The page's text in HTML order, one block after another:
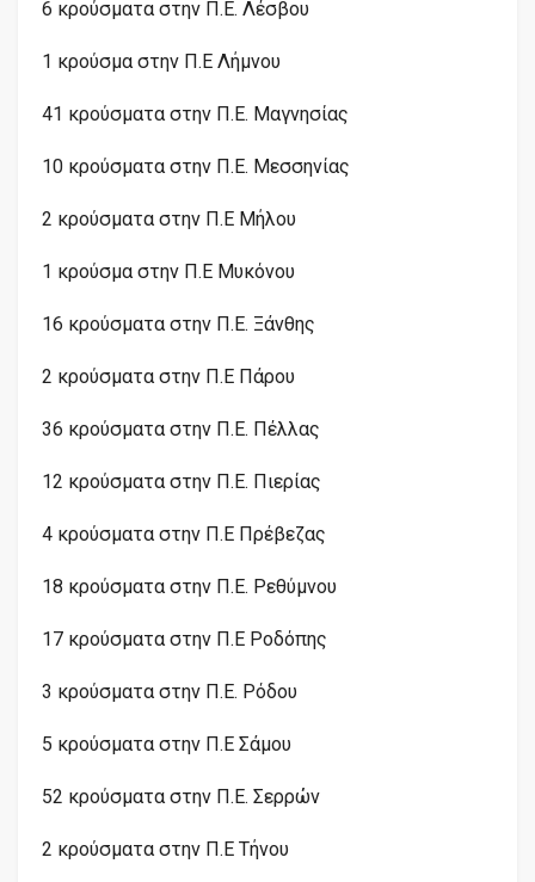
6 κρούσματα στην Π.Ε. Λέσβου
1 κρούσμα στην Π.Ε Λήμνου
41 κρούσματα στην Π.Ε. Μαγνησίας
10 κρούσματα στην Π.Ε. Μεσσηνίας
2 κρούσματα στην Π.Ε Μήλου
1 κρούσμα στην Π.Ε Μυκόνου
16 κρούσματα στην Π.Ε. Ξάνθης
2 κρούσματα στην Π.Ε Πάρου
36 κρούσματα στην Π.Ε. Πέλλας
12 κρούσματα στην Π.Ε. Πιερίας
4 κρούσματα στην Π.Ε Πρέβεζας
18 κρούσματα στην Π.Ε. Ρεθύμνου
17 κρούσματα στην Π.Ε Ροδόπης
3 κρούσματα στην Π.Ε. Ρόδου
5 κρούσματα στην Π.Ε Σάμου
52 κρούσματα στην Π.Ε. Σερρών
2 κρούσματα στην Π.Ε Τήνου